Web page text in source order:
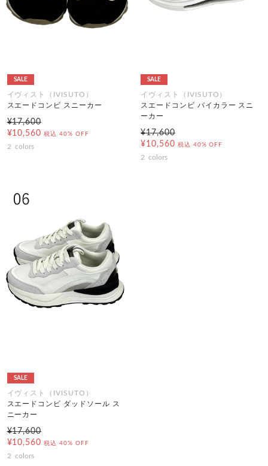
SALE
イヴィスト（IVISUTO）
スエードコンビ スニーカー
¥17,600
¥10,560 税込 40% OFF
2 colors
SALE
イヴィスト（IVISUTO）
スエードコンビ バイカラー スニ
ーカー
¥17,600
¥10,560 税込 40% OFF
2 colors
SALE
イヴィスト（IVISUTO）
スエードコンビ ダッドソール ス
ニーカー
¥17,600
¥10,560 税込 40% OFF
2 colors